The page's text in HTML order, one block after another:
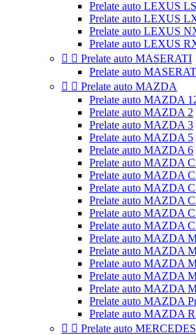
Prelate auto LEXUS LS
Prelate auto LEXUS
Prelate auto LEXUS
Prelate auto LEXUS
  Prelate auto MASERATI
Prelate auto
  Prelate auto MAZDA
Prelate auto MAZDA
Prelate auto MAZDA 2
Prelate auto MAZDA 3
Prelate auto MAZDA 5
Prelate auto MAZDA 6
Prelate auto MAZDA
Prelate auto MAZDA
Prelate auto MAZDA
Prelate auto MAZDA
Prelate auto MAZDA
Prelate auto MAZDA
Prelate auto MAZDA
Prelate auto MAZDA
Prelate auto MAZDA
Prelate auto MAZDA
Prelate auto MAZDA
Prelate auto MAZDA
Prelate auto MAZDA
  Prelate auto MERCEDES